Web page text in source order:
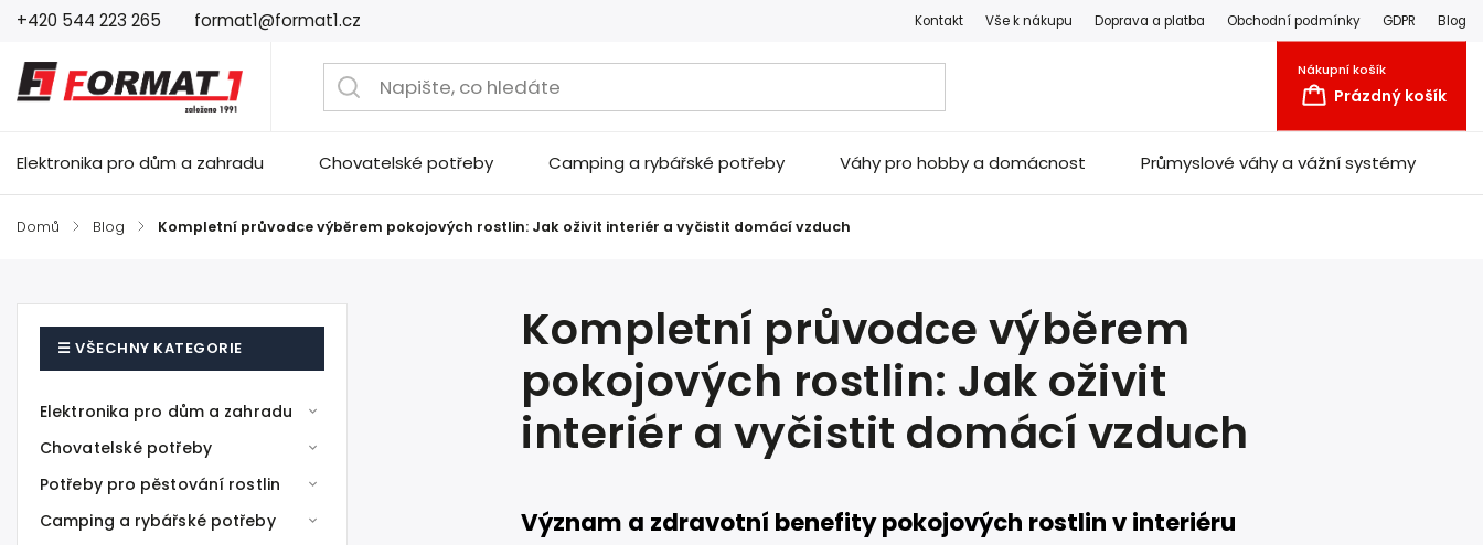
+420 544 223 265 format1@format1.cz Kontakt Vše k nákupu Doprava a platba Obchodní podmínky GDPR Blog
Nákupní košík
Prázdný košík
Elektronika pro dům a zahradu Chovatelské potřeby Camping a rybářské potřeby Váhy pro hobby a domácnost Průmyslové váhy a vážní systémy
Domů / Blog / Kompletní průvodce výběrem pokojových rostlin: Jak oživit interiér a vyčistit domácí vzduch
Elektronika pro dům a zahradu
Chovatelské potřeby
Potřeby pro pěstování rostlin
Camping a rybářské potřeby
Kompletní průvodce výběrem
pokojových rostlin: Jak oživit
interiér a vyčistit domácí vzduch
Význam a zdravotní benefity pokojových rostlin v interiéru